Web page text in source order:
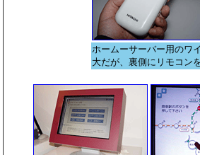
ホームーサーバー用のワ
大だが、裏側にリモコン